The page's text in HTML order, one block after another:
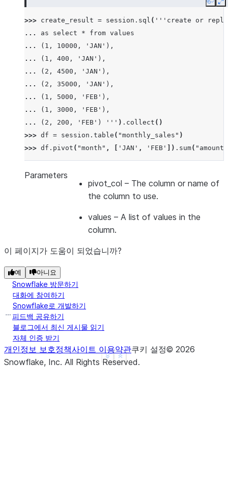
Copy
>>> create_result = session . sql ( '''create or
... as select * from values
...
(1, 10000, 'JAN'),
...
(1, 400, 'JAN'),
...
(2, 4500, 'JAN'),
...
(2, 35000, 'JAN'),
...
(1, 5000, 'FEB'),
...
(1, 3000, 'FEB'),
...
(2, 200, 'FEB') ''' ) . collect ()
>>> df = session . table ( "monthly_sales" )
>>> df . pivot ( "month" , 'JAN' , 'FEB' ]) . sum( "amount"
-------------------------------
|"EMPID"  |"'JAN'"  |"'FEB'"  |
-------------------------------
|1        |10400    |8000     |
Show less
See more
Parameters
pivot_col – The column or name of
the column to use.
values – A list of values in the
column.
이 페이지가 도움이 되었습니까?
예 아니요
Snowflake 방문하기
대화에 참여하기
Snowflake로 개발하기
피드백 공유하기
블로그에서 최신 게시물 읽기
자체 인증 받기
개인정보 보호정책사이트 이용약관쿠키 설정© 2026
Snowflake, Inc. All Rights Reserved.